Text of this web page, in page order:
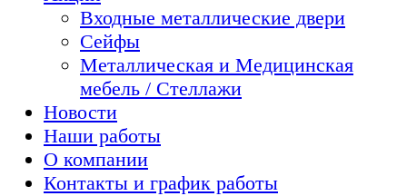
Входные металлические двери
Сейфы
Металлическая и Медицинская
мебель / Стеллажи
Новости
Наши работы
О компании
Контакты и график работы